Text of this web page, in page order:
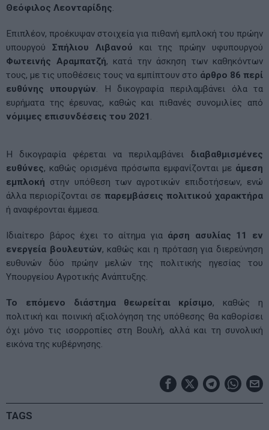
Θεόφιλος Λεονταρίδης.
Επιπλέον, προέκυψαν στοιχεία για πιθανή εμπλοκή του πρώην
υπουργού Σπήλιου Λιβανού και της πρώην υφυπουργού
Φωτεινής Αραμπατζή, κατά την άσκηση των καθηκόντων
τους, με τις υποθέσεις τους να εμπίπτουν στο άρθρο 86 περί
ευθύνης υπουργών. Η δικογραφία περιλαμβάνει όλα τα
ευρήματα της έρευνας, καθώς και πιθανές συνομιλίες από
νόμιμες επισυνδέσεις του 2021 .
Η δικογραφία φέρεται να περιλαμβάνει διαβαθμισμένες
ευθύνες, καθώς ορισμένα πρόσωπα εμφανίζονται με άμεση
εμπλοκή στην υπόθεση των αγροτικών επιδοτήσεων, ενώ
άλλα περιορίζονται σε παρεμβάσεις πολιτικού χαρακτήρα
ή αναφέρονται έμμεσα.
Ιδιαίτερο βάρος έχει το αίτημα για άρση ασυλίας 11 εν
ενεργεία βουλευτών, καθώς και η πρόταση για διερεύνηση
ευθυνών δύο πρώην μελών της πολιτικής ηγεσίας του
Υπουργείου Αγροτικής Ανάπτυξης.
Το επόμενο διάστημα θεωρείται κρίσιμο, καθώς η
πολιτική και ποινική αξιολόγηση της υπόθεσης θα καθορίσει
όχι μόνο τις ισορροπίες στη Βουλή, αλλά και τη συνολική
εικόνα της κυβέρνησης.
TAGS